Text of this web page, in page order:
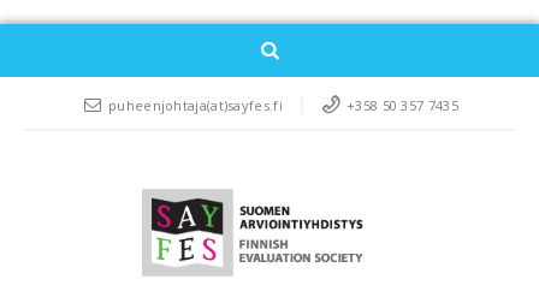
puheenjohtaja(at)sayfes.fi +358 50 357 7435